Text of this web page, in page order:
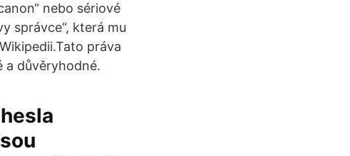
nebo sériové
správce“, která mu
práva
a důvěryhodné.